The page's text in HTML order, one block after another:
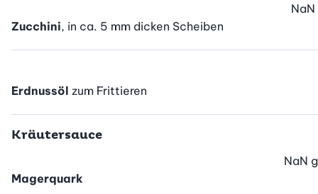
Zucchini, in ca. 5 mm dicken Scheiben
NaN
Erdnussöl zum Frittieren
Kräutersauce
Magerquark
NaN g